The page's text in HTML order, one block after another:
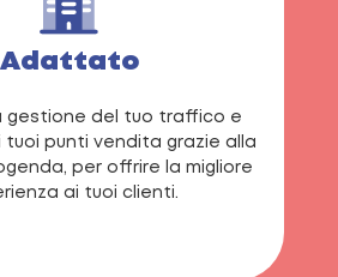
Adattato
gestione del tuo traffico e
punti vendita grazie alla
per offrire la migliore
ai tuoi clienti.